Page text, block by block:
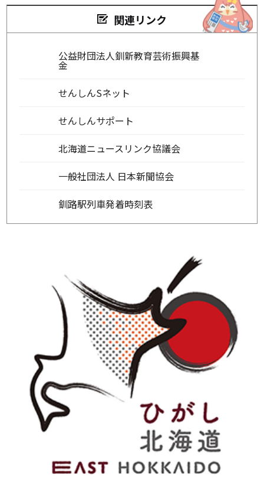
関連リンク
公益財団法人釧新教育芸術振興基
金
せんしんSネット
せんしんサポート
北海道ニュースリンク協議会
一般社団法人 日本新聞協会
釧路駅列車発着時刻表